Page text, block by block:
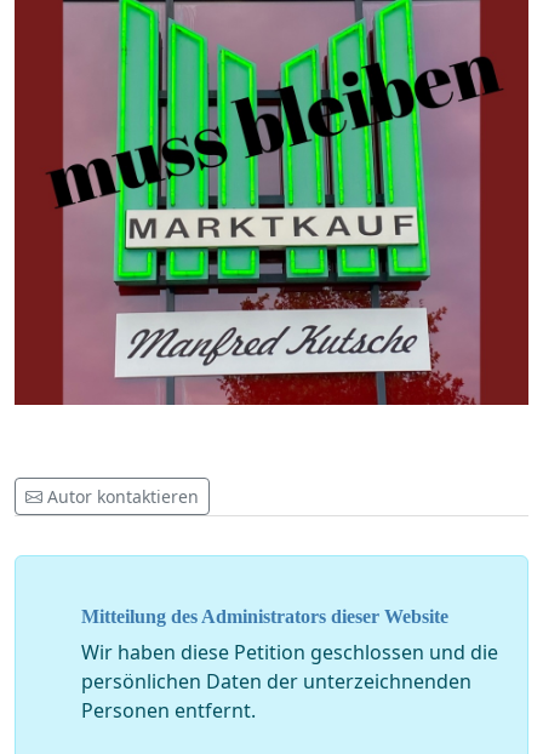
Autor kontaktieren
Mitteilung des Administrators dieser Website
Wir haben diese Petition geschlossen und die
persönlichen Daten der unterzeichnenden
Personen entfernt.